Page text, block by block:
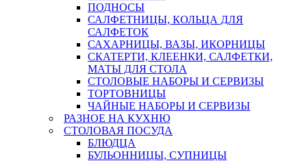
ПОДНОСЫ
САЛФЕТНИЦЫ, КОЛЬЦА ДЛЯ
САЛФЕТОК
САХАРНИЦЫ, ВАЗЫ, ИКОРНИЦЫ
СКАТЕРТИ, КЛЕЕНКИ, САЛФЕТКИ,
МАТЫ ДЛЯ СТОЛА
СТОЛОВЫЕ НАБОРЫ И СЕРВИЗЫ
ТОРТОВНИЦЫ
ЧАЙНЫЕ НАБОРЫ И СЕРВИЗЫ
РАЗНОЕ НА КУХНЮ
СТОЛОВАЯ ПОСУДА
БЛЮДЦА
БУЛЬОННИЦЫ, СУПНИЦЫ